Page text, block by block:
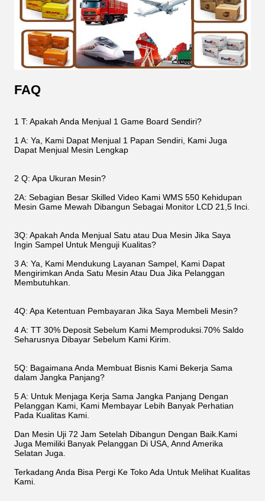
FAQ
1 T: Apakah Anda Menjual 1 Game Board Sendiri?
1 A: Ya, Kami Dapat Menjual 1 Papan Sendiri, Kami Juga
Dapat Menjual Mesin Lengkap
2 Q: Apa Ukuran Mesin?
2A: Sebagian Besar Skilled Video Kami WMS 550 Kehidupan
Mesin Game Mewah Dibangun Sebagai Monitor LCD 21,5 Inci.
3Q: Apakah Anda Menjual Satu atau Dua Mesin Jika Saya
Ingin Sampel Untuk Menguji Kualitas?
3 A: Ya, Kami Mendukung Layanan Sampel, Kami Dapat
Mengirimkan Anda Satu Mesin Atau Dua Jika Pelanggan
Membutuhkan.
4Q: Apa Ketentuan Pembayaran Jika Saya Membeli Mesin?
4 A: TT 30% Deposit Sebelum Kami Memproduksi.70% Saldo
Seharusnya Dibayar Sebelum Kami Kirim.
5Q: Bagaimana Anda Membuat Bisnis Kami Bekerja Sama
dalam Jangka Panjang?
5 A: Untuk Menjaga Kerja Sama Jangka Panjang Dengan
Pelanggan Kami, Kami Membayar Lebih Banyak Perhatian
Pada Kualitas Kami.
Dan Mesin Uji 72 Jam Setelah Dibangun Dengan Baik.Kami
Juga Memiliki Banyak Pelanggan Di USA, Annd Amerika
Selatan Juga.
Terkadang Anda Bisa Pergi Ke Toko Ada Untuk Melihat Kualitas
Kami.